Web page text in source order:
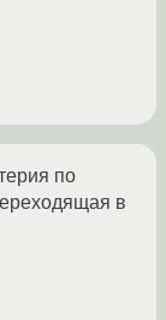
по
в